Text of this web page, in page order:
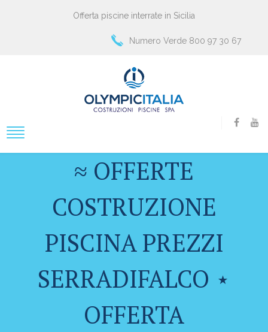
Offerta piscine interrate in Sicilia
Numero Verde 800 97 30 67
≈ OFFERTE
COSTRUZIONE
PISCINA PREZZI
SERRADIFALCO ⋆
OFFERTA